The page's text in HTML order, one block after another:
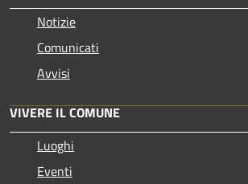
Notizie
Comunicati
Avvisi
VIVERE IL COMUNE
Luoghi
Eventi